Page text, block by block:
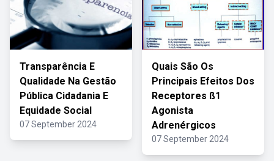
Transparência E
Qualidade Na Gestão
Pública Cidadania E
Equidade Social
07 September 2024
Quais São Os
Principais Efeitos Dos
Receptores ß1
Agonista
Adrenérgicos
07 September 2024